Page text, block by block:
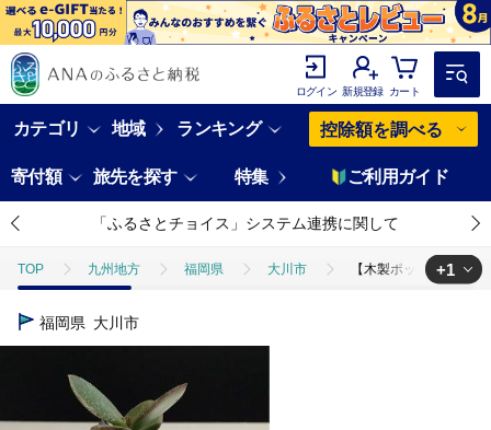
ログイン 新規登録 カート
カテゴリ 地域 ランキング 控除額を調べる
寄付額 旅先を探す 特集 ご利用ガイド
「ふるさとチョイス」システム連携に関して
TOP 九州地方 福岡県 大川市 【木製ポット「りん
TOP
+1
福岡県 大川市